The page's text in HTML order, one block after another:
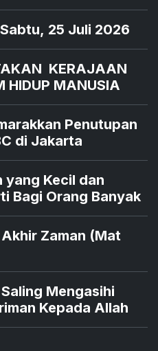
25 Juli 2026
KERAJAAN
HIDUP MANUSIA
Penutupan
di Jakarta
yang Kecil dan
Berarti Bagi Orang Banyak
Zaman (Mat
Mengasihi
Kepada Allah